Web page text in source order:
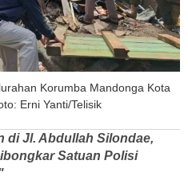
Korumba Mandonga Kota
Erni Yanti/Telisik
di Jl. Abdullah Silondae,
Satuan Polisi